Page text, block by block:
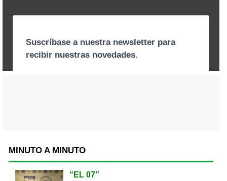
MINUTO A MINUTO
“EL 07”